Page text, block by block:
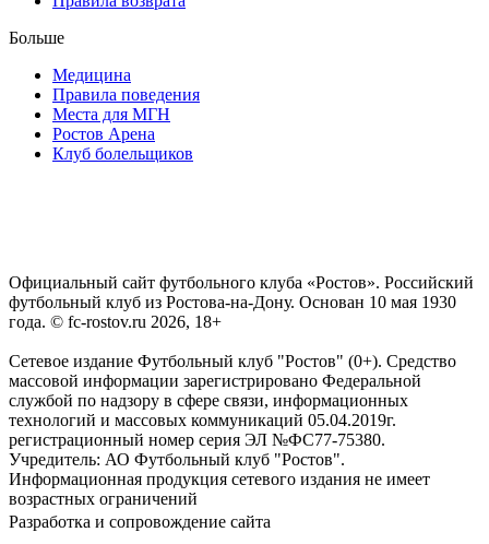
Больше
Медицина
Правила поведения
Места для МГН
Ростов Арена
Клуб болельщиков
Официальный сайт футбольного клуба «Ростов». Российский
футбольный клуб из Ростова-на-Дону. Основан 10 мая 1930
года. © fc-rostov.ru 2026, 18+
Сетевое издание Футбольный клуб "Ростов" (0+). Средство
массовой информации зарегистрировано Федеральной
службой по надзору в сфере связи, информационных
технологий и массовых коммуникаций 05.04.2019г.
регистрационный номер серия ЭЛ №ФС77-75380.
Учредитель: АО Футбольный клуб "Ростов".
Информационная продукция сетевого издания не имеет
возрастных ограничений
Разработка и сопровождение сайта